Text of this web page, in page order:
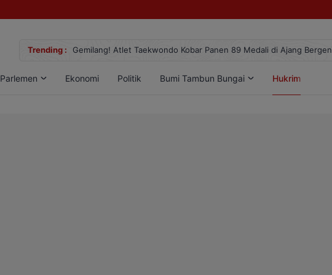
Trending : Gemilang! Atlet Taekwondo Kobar Panen 89 Medali di Ajang
Parlemen Ekonomi Politik Bumi Tambun Bungai Hukrim